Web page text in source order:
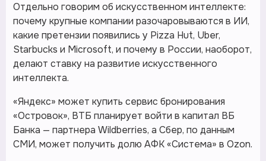
Отдельно говорим об искусственном интеллекте:
почему крупные компании разочаровываются в ИИ,
какие претензии появились у Pizza Hut, Uber,
Starbucks и Microsoft, и почему в России, наоборот,
делают ставку на развитие искусственного
интеллекта.
«Яндекс» может купить сервис бронирования
«Островок», ВТБ планирует войти в капитал ВБ
Банка — партнера Wildberries, а Сбер, по данным
СМИ, может получить долю АФК «Система» в Ozon.